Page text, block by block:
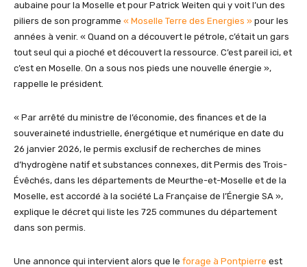
aubaine pour la Moselle et pour Patrick Weiten qui y voit l’un des
piliers de son programme « Moselle Terre des Energies » pour les
années à venir. « Quand on a découvert le pétrole, c’était un gars
tout seul qui a pioché et découvert la ressource. C’est pareil ici, et
c’est en Moselle. On a sous nos pieds une nouvelle énergie »,
rappelle le président.
« Par arrêté du ministre de l’économie, des finances et de la
souveraineté industrielle, énergétique et numérique en date du
26 janvier 2026, le permis exclusif de recherches de mines
d’hydrogène natif et substances connexes, dit Permis des Trois-
Évêchés, dans les départements de Meurthe-et-Moselle et de la
Moselle, est accordé à la société La Française de l’Énergie SA »,
explique le décret qui liste les 725 communes du département
dans son permis.
Une annonce qui intervient alors que le forage à Pontpierre est